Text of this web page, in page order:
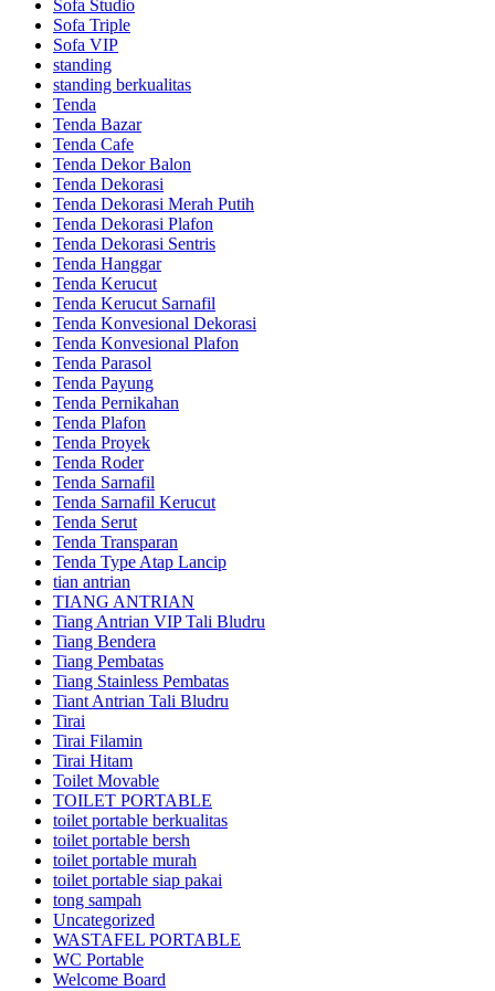
Sofa Studio
Sofa Triple
Sofa VIP
standing
standing berkualitas
Tenda
Tenda Bazar
Tenda Cafe
Tenda Dekor Balon
Tenda Dekorasi
Tenda Dekorasi Merah Putih
Tenda Dekorasi Plafon
Tenda Dekorasi Sentris
Tenda Hanggar
Tenda Kerucut
Tenda Kerucut Sarnafil
Tenda Konvesional Dekorasi
Tenda Konvesional Plafon
Tenda Parasol
Tenda Payung
Tenda Pernikahan
Tenda Plafon
Tenda Proyek
Tenda Roder
Tenda Sarnafil
Tenda Sarnafil Kerucut
Tenda Serut
Tenda Transparan
Tenda Type Atap Lancip
tian antrian
TIANG ANTRIAN
Tiang Antrian VIP Tali Bludru
Tiang Bendera
Tiang Pembatas
Tiang Stainless Pembatas
Tiant Antrian Tali Bludru
Tirai
Tirai Filamin
Tirai Hitam
Toilet Movable
TOILET PORTABLE
toilet portable berkualitas
toilet portable bersh
toilet portable murah
toilet portable siap pakai
tong sampah
Uncategorized
WASTAFEL PORTABLE
WC Portable
Welcome Board